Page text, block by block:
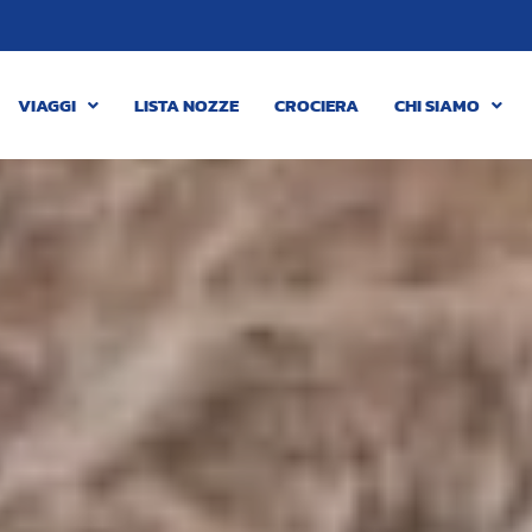
VIAGGI LISTA NOZZE CROCIERA CHI SIAMO